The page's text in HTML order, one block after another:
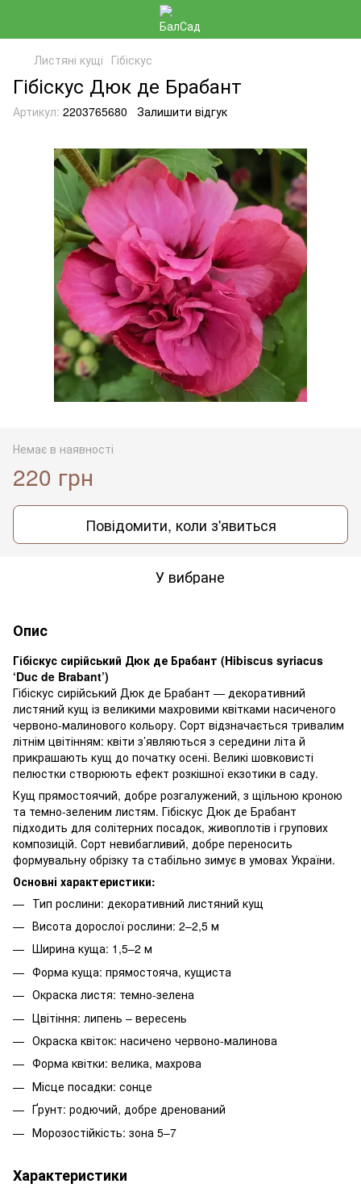
Листяні кущі Гібіскус
Гібіскус Дюк де Брабант
Артикул: 2203765680 Залишити відгук
Немає в наявності
220 грн
Повідомити, коли з'явиться
У вибране
Опис
Гібіскус сирійський Дюк де Брабант (Hibiscus syriacus
‘Duc de Brabant’)
Гібіскус сирійський Дюк де Брабант — декоративний
листяний кущ із великими махровими квітками насиченого
червоно-малинового кольору. Сорт відзначається тривалим
літнім цвітінням: квіти з’являються з середини літа й
прикрашають кущ до початку осені. Великі шовковисті
пелюстки створюють ефект розкішної екзотики в саду.
Кущ прямостоячий, добре розгалужений, з щільною кроною
та темно-зеленим листям. Гібіскус Дюк де Брабант
підходить для солітерних посадок, живоплотів і групових
композицій. Сорт невибагливий, добре переносить
формувальну обрізку та стабільно зимує в умовах України.
Основні характеристики:
Тип рослини: декоративний листяний кущ
Висота дорослої рослини: 2–2,5 м
Ширина куща: 1,5–2 м
Форма куща: прямостояча, кущиста
Окраска листя: темно-зелена
Цвітіння: липень – вересень
Окраска квіток: насичено червоно-малинова
Форма квітки: велика, махрова
Місце посадки: сонце
Ґрунт: родючий, добре дренований
Морозостійкість: зона 5–7
Характеристики